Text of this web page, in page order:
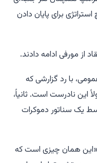
برای پایان دادن
با رد گزارشی که
این نادرست است. ثانیاً،
یک سناتور دموکرات
«این همان چیزی است که